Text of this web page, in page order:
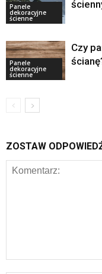
Panele
dekoracyjne
ścienne
Panele
dekoracyjne
ścienne
Czy
ZOSTAW